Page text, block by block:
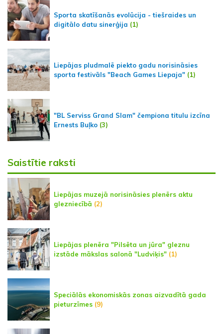
Sporta skatīšanās evolūcija - tiešraides un
digitālo datu sinerģija (1)
Liepājas pludmalē piekto gadu norisināsies
sporta festivāls "Beach Games Liepaja" (1)
"BL Serviss Grand Slam" čempiona titulu izcīna
Ernests Buļko (3)
Saistītie raksti
Liepājas muzejā norisināsies plenērs aktu
glezniecībā (2)
Liepājas plenēra "Pilsēta un jūra" gleznu
izstāde mākslas salonā "Ludviķis" (1)
Speciālās ekonomiskās zonas aizvadītā gada
pieturzīmes (9)